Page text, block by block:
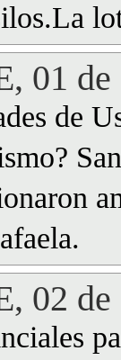
01
de
02